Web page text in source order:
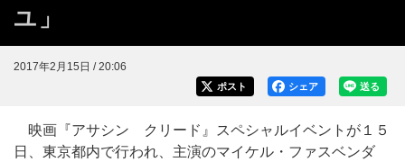
ユ」
2017年2月15日 / 20:06
送る
シェア
ポスト
映画『アサシン クリード』スペシャルイベントが１５
日、東京都内で行われ、主演のマイケル・ファスベンダ